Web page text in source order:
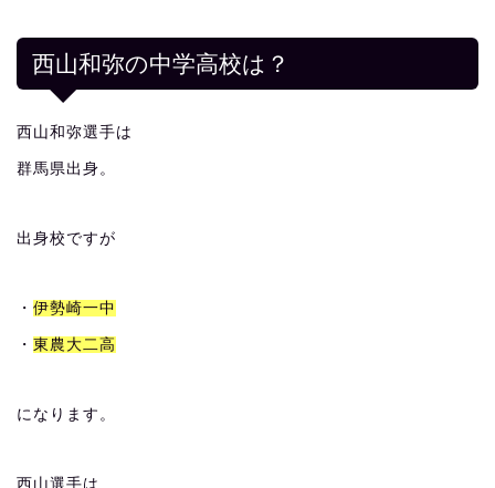
西山和弥の中学高校は？
西山和弥選手は
群馬県出身。
出身校ですが
・ 伊勢崎一中
・ 東農大二高
になります。
西山選手は